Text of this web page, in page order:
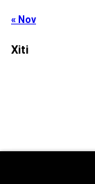
« Nov
Xiti